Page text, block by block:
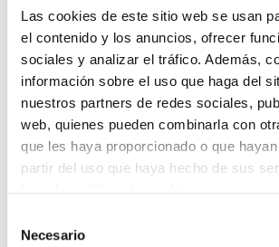
Las cookies de este sitio web se usan
el contenido y los anuncios, ofrecer
sociales y analizar el tráfico. Además,
información sobre el uso que haga del
nuestros partners de redes sociales,
web, quienes pueden combinarla con
que les haya proporcionado o que
partir del uso que haya hecho de sus
Necesario
Mañana, miércoles, 26 de enero,
media de la mañana, tendrá lugar
concentración convocada por los
ELA, LAB, ESK y STEE-EILAS, en
accidente laboral mortal
Renteria.En concreto, la
llevará a cabo en el Barrio Iztieta
El ocurrido ayer es el octavo